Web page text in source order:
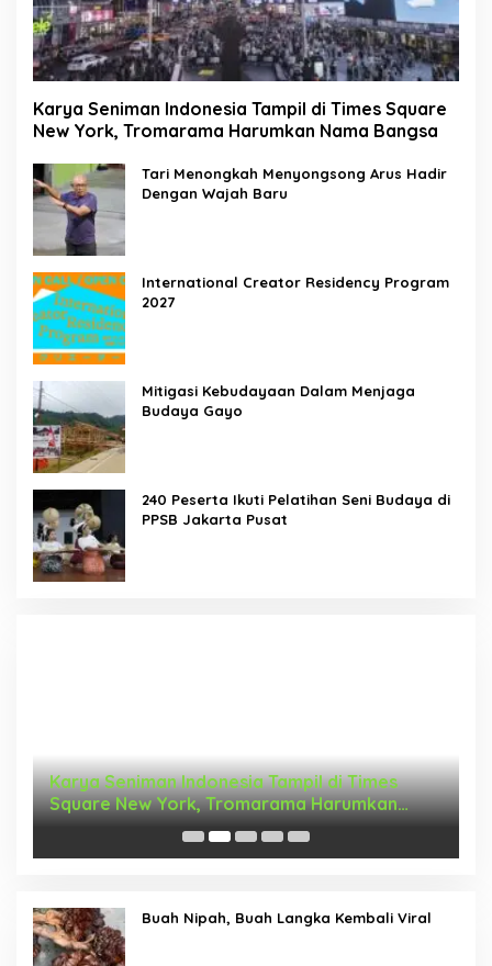
Karya Seniman Indonesia Tampil di Times Square
New York, Tromarama Harumkan Nama Bangsa
Tari Menongkah Menyongsong Arus Hadir
Dengan Wajah Baru
International Creator Residency Program
2027
Mitigasi Kebudayaan Dalam Menjaga
Budaya Gayo
240 Peserta Ikuti Pelatihan Seni Budaya di
PPSB Jakarta Pusat
Karya Seniman Indonesia Tampil di Times
Square New York, Tromarama Harumkan
Nama Bangsa
Buah Nipah, Buah Langka Kembali Viral